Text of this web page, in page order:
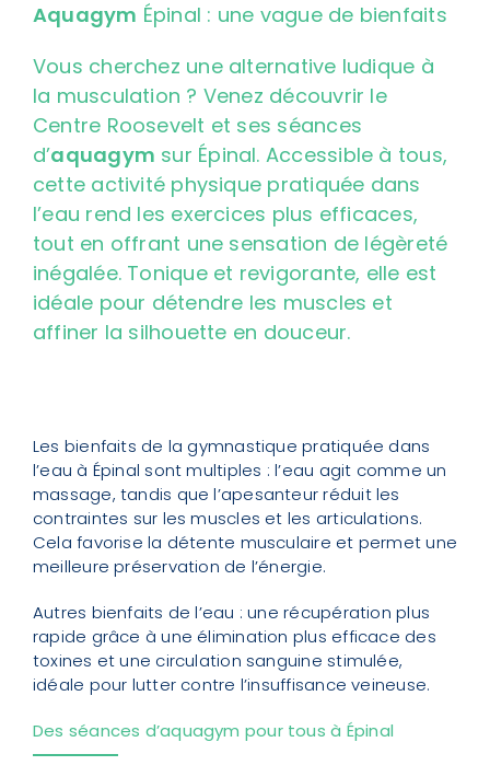
Aquagym Épinal : une vague de bienfaits
Vous cherchez une alternative ludique à
la musculation ? Venez découvrir le
Centre Roosevelt et ses séances
d’aquagym sur Épinal. Accessible à tous,
cette activité physique pratiquée dans
l’eau rend les exercices plus efficaces,
tout en offrant une sensation de légèreté
inégalée. Tonique et revigorante, elle est
idéale pour détendre les muscles et
affiner la silhouette en douceur.
Les bienfaits de la gymnastique pratiquée dans
l’eau à Épinal sont multiples : l’eau agit comme un
massage, tandis que l’apesanteur réduit les
contraintes sur les muscles et les articulations.
Cela favorise la détente musculaire et permet une
meilleure préservation de l’énergie.
Autres bienfaits de l’eau : une récupération plus
rapide grâce à une élimination plus efficace des
toxines et une circulation sanguine stimulée,
idéale pour lutter contre l’insuffisance veineuse.
Des séances d’aquagym pour tous à Épinal